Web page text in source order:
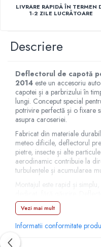
Capace r15 Hyundai
Capace r15 Mazda
Capace r15 Mitsubishi
Capace r15 Nissan
Capace r15 Opel
Capace r15 Peugeot
Capace r15 Seat
Capace r15 Skoda
Capace r15 Suv 4x4
Capace r15 Toyota
Capace r15 Volvo
Capace r15 VW
Capace roti marimea 16'
Capace r16 Alfa Romeo
Capace r16 Audi
Capace r16 BMW
LIVRARE RAPIDĂ ÎN TERMEN
1-2 ZILE LUCRĂTOARE
Descriere
Deflectorul de capotă
2014 este un accesoriu
capotei și a parbrizului în
lungi. Conceput special
potrivire perfectă și o fixare
asupra caroseriei.
Fabricat din materiale
meteo dificile, deflectorul
pietre, insecte și alte
aerodinamic contribuie la
turbulențele și acumularea
Montajul este rapid și
drum dificile sau la viteze
personal, cât și pentru
Avantaje
Vezi mai mult
Informatii conformitate